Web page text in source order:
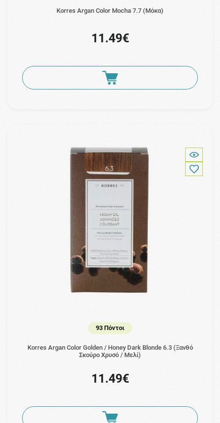
Korres Argan Color Mocha 7.7 (Μόκα)
11.49€
93 Πόντοι
Korres Argan Color Golden / Honey Dark Blonde 6.3 (Ξανθό
Σκούρο Χρυσό / Μελί)
11.49€